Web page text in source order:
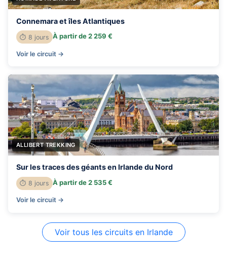
Connemara et îles Atlantiques
⏱ 8 jours À partir de 2 259 €
Voir le circuit →
ALLIBERT TREKKING
Sur les traces des géants en Irlande du Nord
⏱ 8 jours À partir de 2 535 €
Voir le circuit →
Voir tous les circuits en Irlande